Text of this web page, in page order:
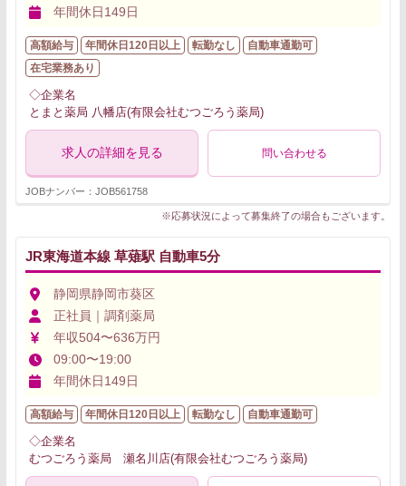
年間休日149日
高額給与 年間休日120日以上 転勤なし
自動車通勤可
在宅業務あり
◇企業名
とまと薬局 八幡店(有限会社むつごろう薬局)
求人の詳細を見る 問い合わせる
JOBナンバー：JOB561758
※応募状況によって募集終了の場合もございます。
JR東海道本線 草薙駅 自動車5分
静岡県静岡市葵区
正社員｜調剤薬局
年収504〜636万円
09:00〜19:00
年間休日149日
高額給与 年間休日120日以上 転勤なし 自動車通勤可
◇企業名
むつごろう薬局 瀬名川店(有限会社むつごろう薬局)